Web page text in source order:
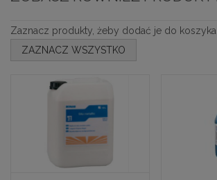
Zaznacz produkty, żeby dodać je do
ZAZNACZ WSZYSTKO